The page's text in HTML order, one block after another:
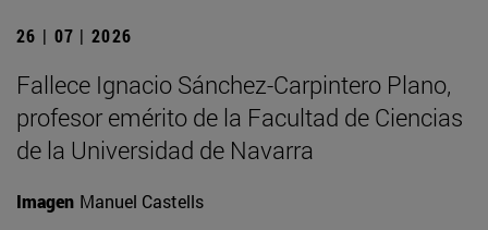
26 | 07 | 2026
Fallece Ignacio Sánchez-Carpintero Plano,
profesor emérito de la Facultad de Ciencias
de la Universidad de Navarra
Imagen Manuel Castells